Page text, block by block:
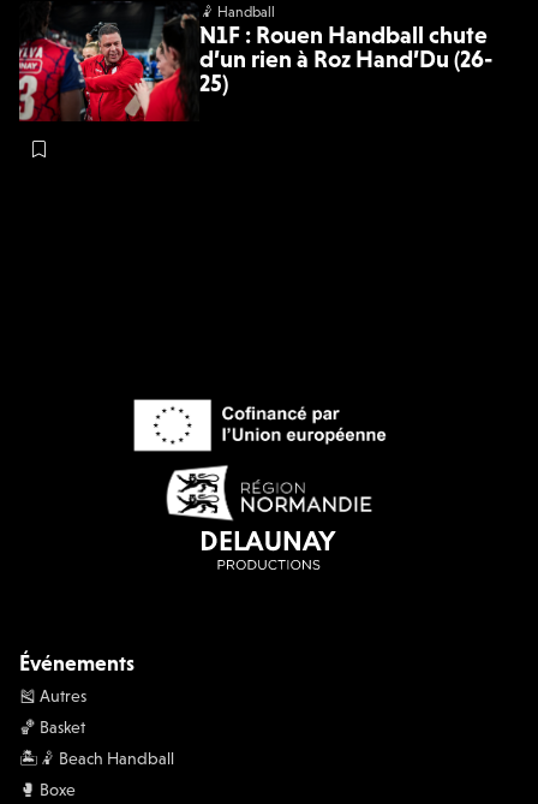
🤾 Handball
N1F : Rouen Handball chute
d’un rien à Roz Hand’Du (26-
25)
Événements
🎽 Autres
🏀 Basket
🏝️🤾 Beach Handball
🥊 Boxe